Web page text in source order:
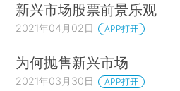
新兴市场股票前景乐观
2021年04月02日 APP打开
为何抛售新兴市场
2021年03月30日 APP打开